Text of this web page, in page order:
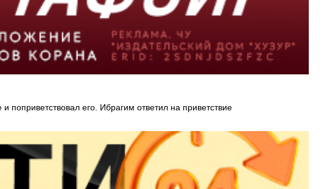
его. Ибрагим ответил на приветствие